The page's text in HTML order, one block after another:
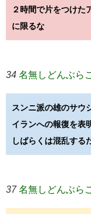
２時間で片をつけた
に限るな
34 名無しどんぶらこ
スンニ派の雄のサウ
イランへの報復を表
しばらくは混乱する
37 名無しどんぶらこ